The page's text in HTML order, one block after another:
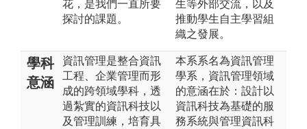
花，是我們一直所要
探討的課題。
生等外部交流，以及
推動學生自主學習組
織之發展。
學科
意涵
資訊管理是整合資訊
工程、企業管理而形
成的跨領域學科，透
過紮實的資訊科技以
及管理訓練，培育具
本系系名為資訊管理
學系，資訊管理領域
的意涵在於：設計以
資訊科技為基礎的服
務系統與管理資訊科